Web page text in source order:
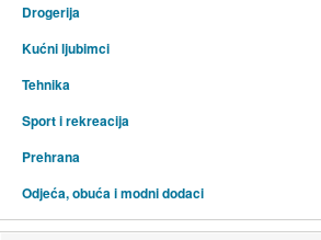
Drogerija
Kućni ljubimci
Tehnika
Sport i rekreacija
Prehrana
Odjeća, obuća i modni dodaci